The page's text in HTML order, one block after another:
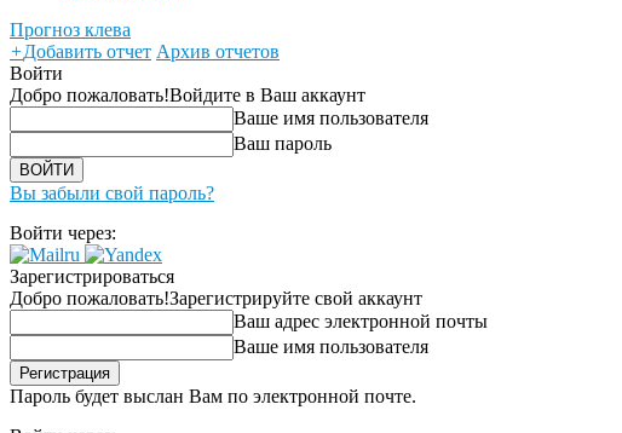
Прогноз клева
+Добавить отчет Архив отчетов
Войти
Добро пожаловать!Войдите в Ваш аккаунт
Ваше имя пользователя
Ваш пароль
Вы забыли свой пароль?
Войти через:
Зарегистрироваться
Добро пожаловать!Зарегистрируйте свой аккаунт
Ваш адрес электронной почты
Ваше имя пользователя
Пароль будет выслан Вам по электронной почте.